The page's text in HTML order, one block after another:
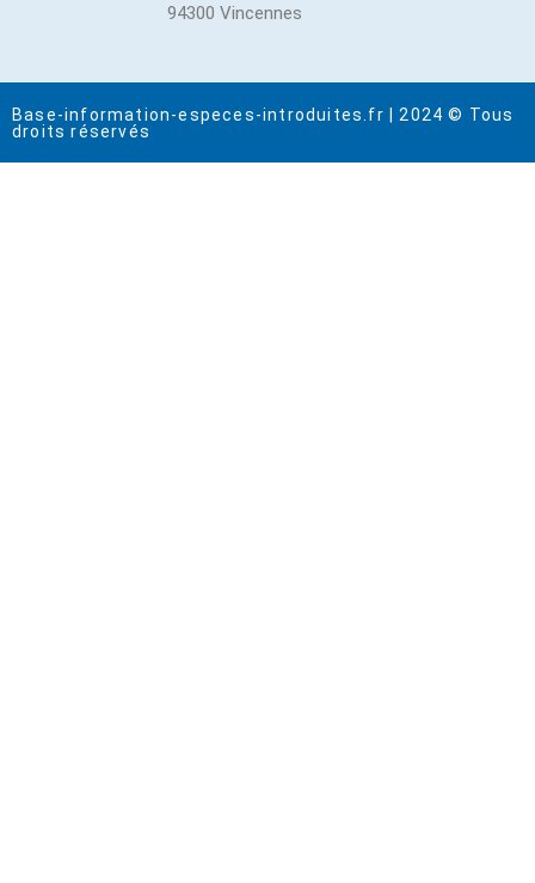
94300 Vincennes
Base-information-especes-introduites.fr | 2024 © Tous
droits réservés